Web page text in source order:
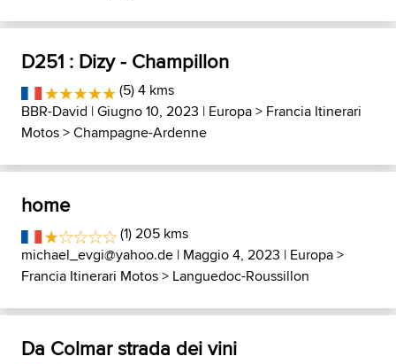
D251 : Dizy - Champillon
(5) 4 kms
BBR-David | Giugno 10, 2023 | Europa> Francia Itinerari
Motos>Champagne-Ardenne
home
(1) 205 kms
michael_evgi@yahoo.de | Maggio 4, 2023 | Europa>
Francia Itinerari Motos> Languedoc-Roussillon
Da Colmar strada dei vini